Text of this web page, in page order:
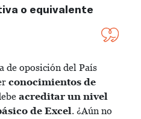
o equivalente
de oposición del País
conocimientos de
acreditar un nivel
de Excel. ¿Aún no